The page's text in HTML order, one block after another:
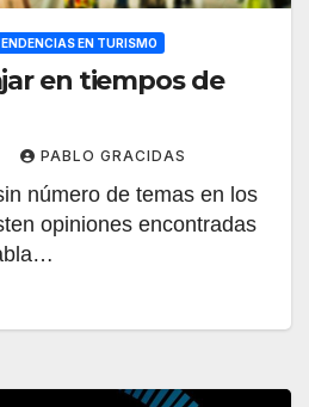
EN TURISMO
en tiempos de
PABLO GRACIDAS
número de temas en los
opiniones encontradas